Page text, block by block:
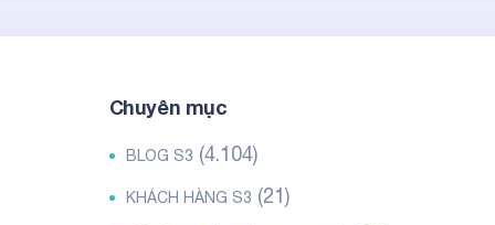
Chuyên mục
BLOG S3 (4.104)
KHÁCH HÀNG S3 (21)